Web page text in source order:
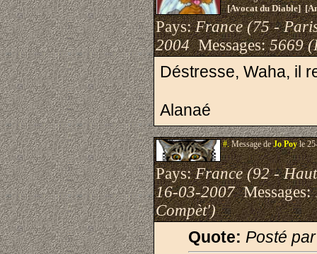
[Avocat du Diable]
Pays:France (75 -
2004Messages:5669
Déstresse, Waha, il
Alanaé
#.Message deJo Poyle
Pays:France (92 -
16-03-2007Messages:
Compèt')
Quote: Posté